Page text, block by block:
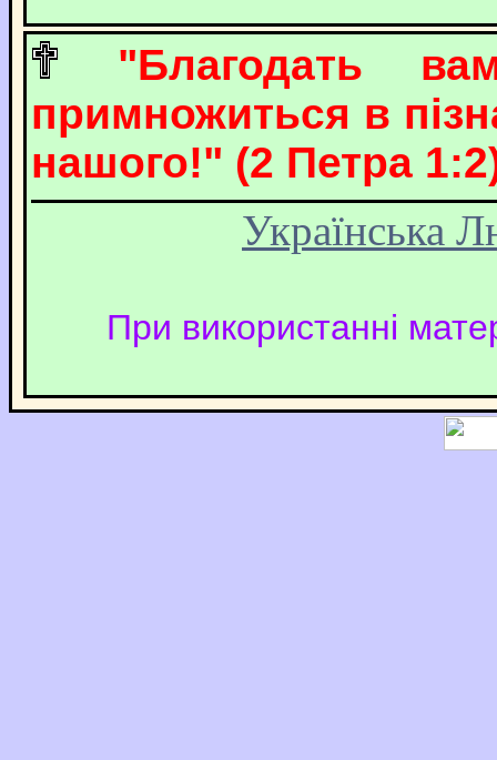
"Благодать
примножиться в
нашого!" (2 Петра
Українська
При використанні